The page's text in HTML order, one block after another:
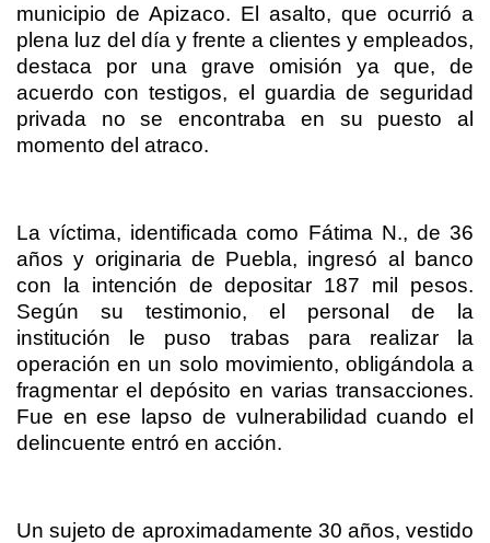
municipio de Apizaco. El asalto, que ocurrió a
plena luz del día y frente a clientes y empleados,
destaca por una grave omisión ya que, de
acuerdo con testigos, el guardia de seguridad
privada no se encontraba en su puesto al
momento del atraco.
La víctima, identificada como Fátima N., de 36
años y originaria de Puebla, ingresó al banco
con la intención de depositar 187 mil pesos.
Según su testimonio, el personal de la
institución le puso trabas para realizar la
operación en un solo movimiento, obligándola a
fragmentar el depósito en varias transacciones.
Fue en ese lapso de vulnerabilidad cuando el
delincuente entró en acción.
Un sujeto de aproximadamente 30 años, vestido